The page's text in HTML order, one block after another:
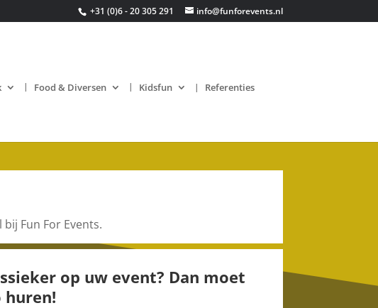
+31 (0)6 - 20 305 291 info@funforevents.nl
Food & Diversen Kidsfun Referenties
Fun For Events.
op uw event? Dan moet
huren!